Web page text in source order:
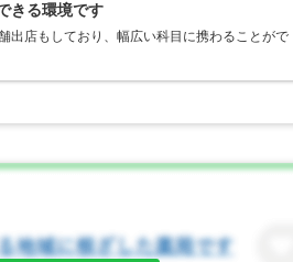
きる環境です
出店もしており、幅広い科目に携わることがで